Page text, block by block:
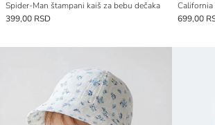
Spider-Man štampani kaiš za bebu dečaka
399,00 RSD
California
699,00